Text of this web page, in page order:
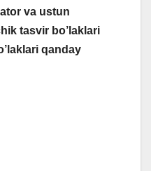
va ustun
tasvir bo’laklari
qanday